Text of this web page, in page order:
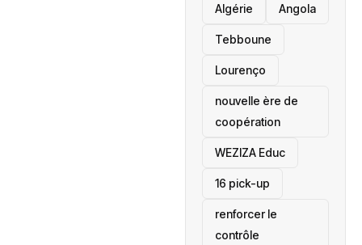
‎Algérie Angola
Tebboune
Lourenço
nouvelle ère de
coopération
‎WEZIZA Educ
16 pick-up
renforcer le
contrôle